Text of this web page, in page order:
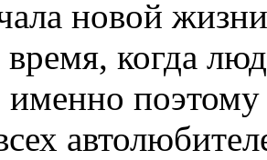
новой
когда
поэтому